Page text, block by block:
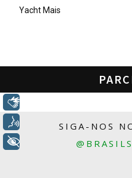
Yacht Mais
SIGA-NOS
+ Acessibilidade